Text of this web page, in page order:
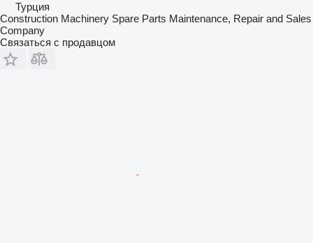
Турция
Construction Machinery Spare Parts Maintenance, Repair and Sales
Company
Связаться с продавцом